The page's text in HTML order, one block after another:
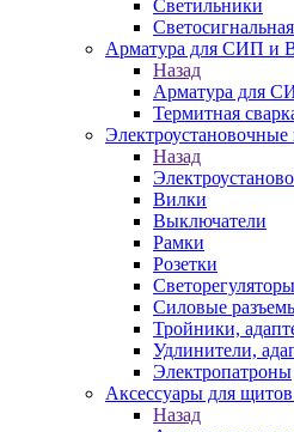
Светильники
Арматура для СИП и
Назад
Арматура для
Термитная
Электроустановочные
Назад
Вилки
Выключатели
Рамки
Розетки
Светорегуляторы
Силовые
Тройники,
Удлинители,
Электропатроны
Аксессуары для
Назад